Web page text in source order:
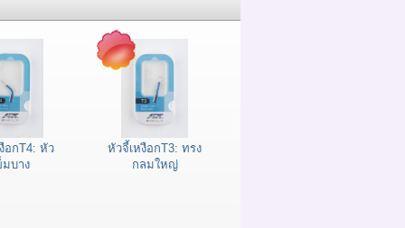
อกT4: หัว
มบาง
หัวจี้เหงือกT3: ทรง
กลมใหญ่